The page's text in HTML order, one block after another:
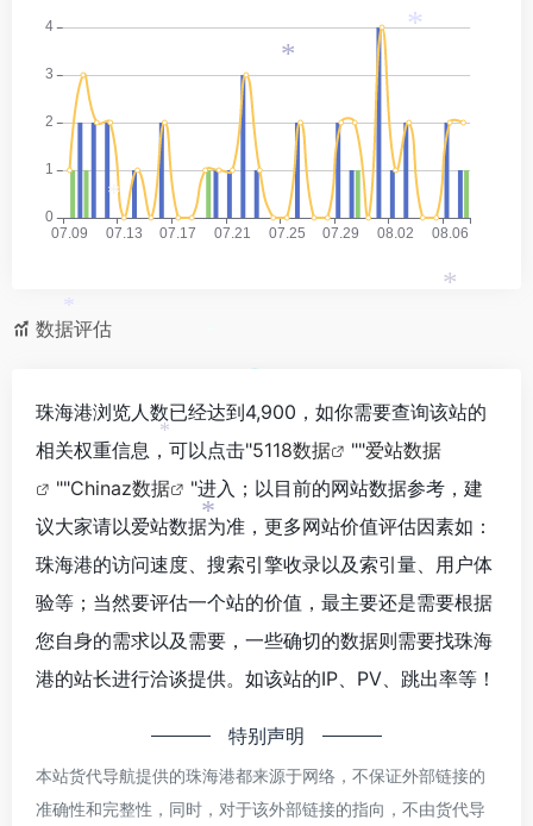
数据评估
珠海港浏览人数已经达到4,900，如你需要查询该站的
相关权重信息，可以点击"5118数据 ""爱站数据
""Chinaz数据
"进入；以目前的网站数据参考，建
议大家请以爱站数据为准，更多网站价值评估因素如：
珠海港的访问速度、搜索引擎收录以及索引量、用户体
验等；当然要评估一个站的价值，最主要还是需要根据
您自身的需求以及需要，一些确切的数据则需要找珠海
港的站长进行洽谈提供。如该站的IP、PV、跳出率等！
特别声明
本站货代导航提供的珠海港都来源于网络，不保证外部链接的
准确性和完整性，同时，对于该外部链接的指向，不由货代导
*
*
*
*
*